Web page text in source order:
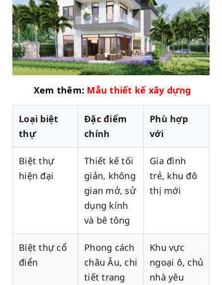
Xem thêm: Mẫu thiết kế xây dựng
Loại biệt
thự
Đặc điểm
chính
Phù hợp
với
Biệt thự
hiện đại
Thiết kế tối
giản, không
gian mở, sử
dụng kính
và bê tông
Gia đình
trẻ, khu đô
thị mới
Biệt thự cổ
điển
Phong cách
châu Âu, chi
tiết trang
Khu vực
ngoại ô, chủ
nhà yêu